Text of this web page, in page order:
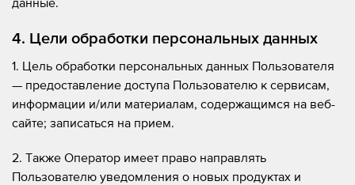
4. Цели обработки персональных данных
1. Цель обработки персональных данных Пользователя
— предоставление доступа Пользователю к сервисам,
информации и/или материалам, содержащимся на веб-
сайте; записаться на прием.
2. Также Оператор имеет право направлять
Пользователю уведомления о новых продуктах и